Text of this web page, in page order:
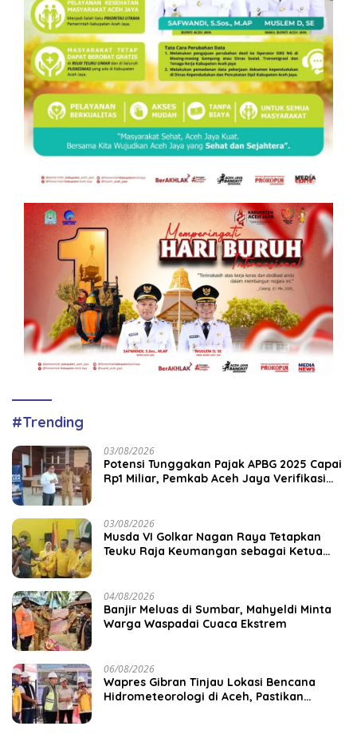
#Trending
03/08/2026
Potensi Tunggakan Pajak APBG 2025 Capai
Rp1 Miliar, Pemkab Aceh Jaya Verifikasi
03/08/2026
Musda VI Golkar Nagan Raya Tetapkan
Teuku Raja Keumangan sebagai Ketua
04/08/2026
Banjir Meluas di Sumbar, Mahyeldi Minta
Warga Waspadai Cuaca Ekstrem
06/08/2026
Wapres Gibran Tinjau Lokasi Bencana
Hidrometeorologi di Aceh, Pastikan